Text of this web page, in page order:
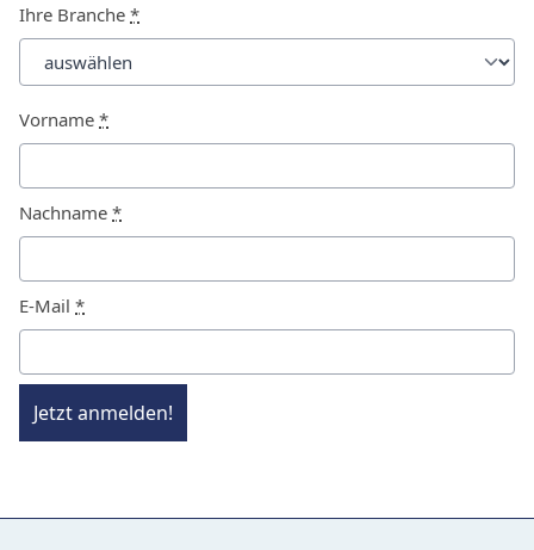
Ihre Branche *
Vorname *
Nachname *
E-Mail *
Jetzt anmelden!